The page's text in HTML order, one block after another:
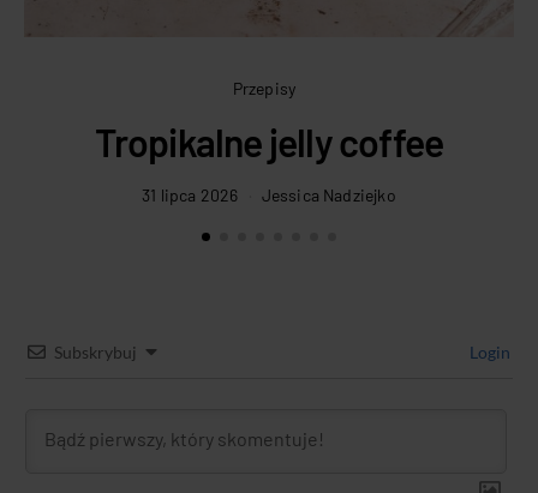
Przepisy
Tropikalne jelly coffee
31 lipca 2026 Jessica Nadziejko
Subskrybuj Login